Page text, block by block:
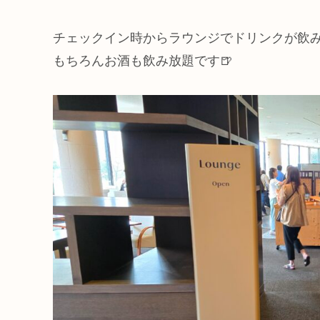
チェックイン時からラウンジでドリンクが飲
もちろんお酒も飲み放題です🍺